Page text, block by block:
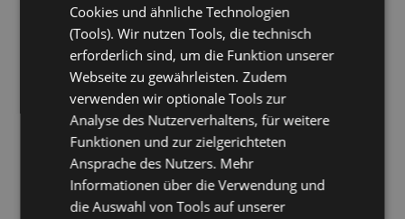
Cookies und ähnliche Technologien
(Tools). Wir nutzen Tools, die technisch
erforderlich sind, um die Funktion unserer
Webseite zu gewährleisten. Zudem
verwenden wir optionale Tools zur
Analyse des Nutzerverhaltens, für weitere
Funktionen und zur zielgerichteten
Ansprache des Nutzers. Mehr
Informationen über die Verwendung und
die Auswahl von Tools auf unserer